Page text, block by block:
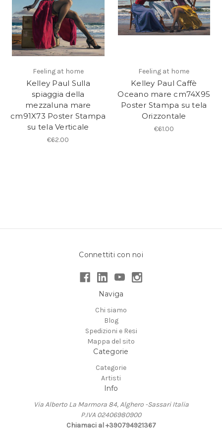
Feeling at home
Kelley Paul Sulla
spiaggia della
mezzaluna mare
cm91X73 Poster Stampa
su tela Verticale
€62.00
Feeling at home
Kelley Paul Caffè
Oceano mare cm74X95
Poster Stampa su tela
Orizzontale
€61.00
Connettiti con noi
Naviga
Chi siamo
Blog
Spedizioni e Resi
Mappa del sito
Categorie
Categorie
Artisti
Info
Via Alberto La Marmora 84, Alghero -Sassari Italia
P.IVA 02406980900
Chiamaci al +390794921367